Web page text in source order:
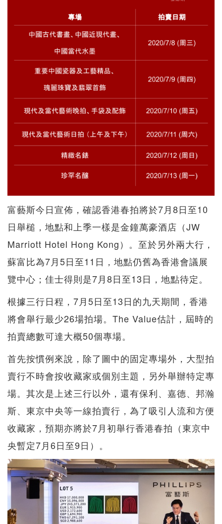
富藝斯今日宣佈，確認香港春拍將於7月8日至10
日舉槌，地點和上季一樣是金鐘萬豪酒店（JW
Marriott Hotel Hong Kong）。至於另外兩大行，
蘇富比為7月5日至11日，地點仍舊為香港會議展
覽中心；佳士得則是7月8日至13日，地點待定。
根據三行日程，7月5日至13日的九天期間，香港
將會舉行最少26場拍場。The Value估計，屆時的
拍賣總數可達大概50個專場。
首先按慣例來說，除了圖中的固定專場外，大型拍
賣行不時會按收藏家或個別主題，另外舉辦特定專
場。其次是上述三行以外，還有保利、嘉德、邦瀚
斯、東京中央等一線拍賣行，為了吸引人流和方便
收藏家，預期亦將於7月初舉行香港春拍（東京中
央暫定7月6日至9日）。